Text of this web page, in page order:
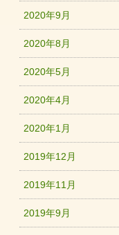
2020年9月
2020年8月
2020年5月
2020年4月
2020年1月
2019年12月
2019年11月
2019年9月